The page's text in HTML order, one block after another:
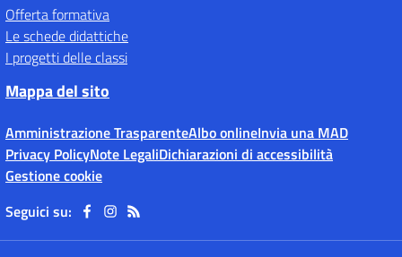
Offerta formativa
Le schede didattiche
I progetti delle classi
Mappa del sito
Amministrazione TrasparenteAlbo onlineInvia una MAD
Privacy PolicyNote LegaliDichiarazioni di accessibilità
Gestione cookie
Seguici su: